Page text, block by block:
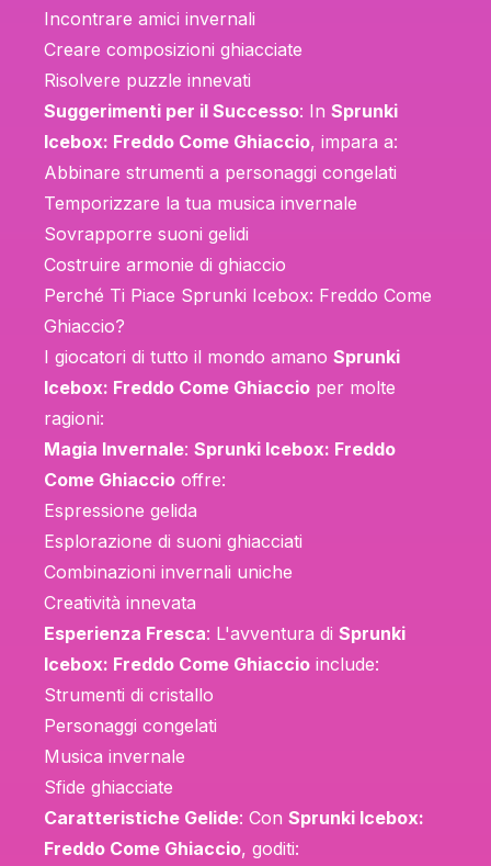
Incontrare amici invernali
Creare composizioni ghiacciate
Risolvere puzzle innevati
Suggerimenti per il Successo: In Sprunki
Icebox: Freddo Come Ghiaccio, impara a:
Abbinare strumenti a personaggi congelati
Temporizzare la tua musica invernale
Sovrapporre suoni gelidi
Costruire armonie di ghiaccio
Perché Ti Piace Sprunki Icebox: Freddo Come
Ghiaccio?
I giocatori di tutto il mondo amano Sprunki
Icebox: Freddo Come Ghiaccio per molte
ragioni:
Magia Invernale: Sprunki Icebox: Freddo
Come Ghiaccio offre:
Espressione gelida
Esplorazione di suoni ghiacciati
Combinazioni invernali uniche
Creatività innevata
Esperienza Fresca: L'avventura di Sprunki
Icebox: Freddo Come Ghiaccio include:
Strumenti di cristallo
Personaggi congelati
Musica invernale
Sfide ghiacciate
Caratteristiche Gelide: Con Sprunki Icebox:
Freddo Come Ghiaccio, goditi: